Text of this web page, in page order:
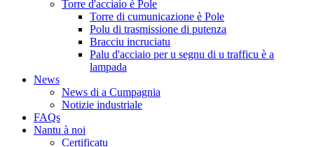
Torre d'acciaio è Pole
Torre di cumunicazione è Pole
Polu di trasmissione di putenza
Bracciu incruciatu
Palu d'acciaio per u segnu di u trafficu è a
lampada
News
News di a Cumpagnia
Notizie industriale
FAQs
Nantu à noi
Certificatu